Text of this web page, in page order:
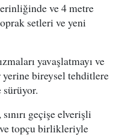
ve 4 metre
setleri ve yeni
yavaşlatmayı ve
yerine bireysel tehditlere
sürüyor.
geçişe elverişli
topçu birlikleriyle